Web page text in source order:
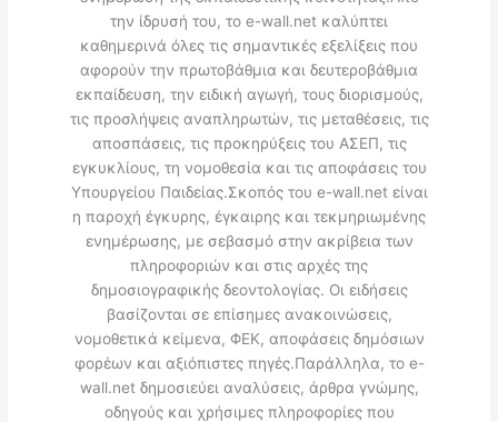
την ίδρυσή του, το e-wall.net καλύπτει
καθημερινά όλες τις σημαντικές εξελίξεις που
αφορούν την πρωτοβάθμια και δευτεροβάθμια
εκπαίδευση, την ειδική αγωγή, τους διορισμούς,
τις προσλήψεις αναπληρωτών, τις μεταθέσεις, τις
αποσπάσεις, τις προκηρύξεις του ΑΣΕΠ, τις
εγκυκλίους, τη νομοθεσία και τις αποφάσεις του
Υπουργείου Παιδείας.Σκοπός του e-wall.net είναι
η παροχή έγκυρης, έγκαιρης και τεκμηριωμένης
ενημέρωσης, με σεβασμό στην ακρίβεια των
πληροφοριών και στις αρχές της
δημοσιογραφικής δεοντολογίας. Οι ειδήσεις
βασίζονται σε επίσημες ανακοινώσεις,
νομοθετικά κείμενα, ΦΕΚ, αποφάσεις δημόσιων
φορέων και αξιόπιστες πηγές.Παράλληλα, το e-
wall.net δημοσιεύει αναλύσεις, άρθρα γνώμης,
οδηγούς και χρήσιμες πληροφορίες που